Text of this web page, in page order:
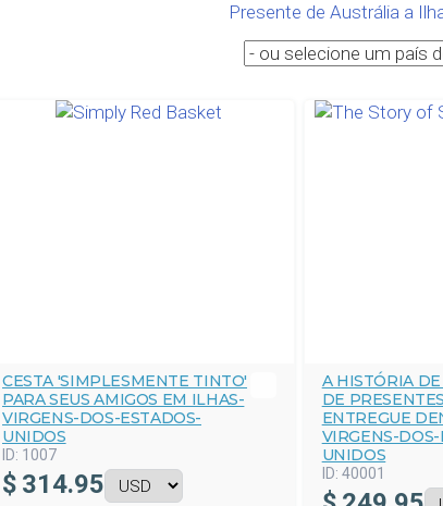
Presente de Austrália a
CESTA 'SIMPLESMENTE TINTO'
PARA SEUS AMIGOS EM ILHAS-
VIRGENS-DOS-ESTADOS-
UNIDOS
ID: 1007
$ 314.95
A HISTÓRIA
DE
ENTREGUE
VIRGENS-
UNIDOS
ID: 40001